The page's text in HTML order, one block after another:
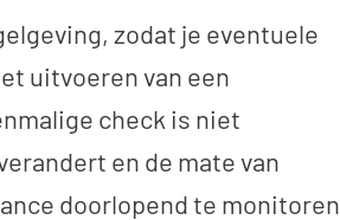
zodat je eventuele
uitvoeren van een
check is niet
en de mate van
doorlopend te monitoren.